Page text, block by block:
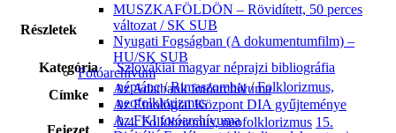
MUSZKAFÖLDÖN – Rövidített, 50 perces
változat / SK SUB
Nyugati Fogságban (A dokumentumfilm) –
HU/SK SUB
Fotóarchívum
Az Adatbank fotóarchívuma
Az Etnológiai Központ DIA gyűjteménye
Az FKI fotóarchívuma
Részletek
Kategória
Szlovákiai magyar néprajzi bibliográfia
Címke
néptánc/Rimaszombat/Folklorizmus,
neofolklorizmus
Fejezet
0.4. Folklorizmus, neofolklorizmus 15.